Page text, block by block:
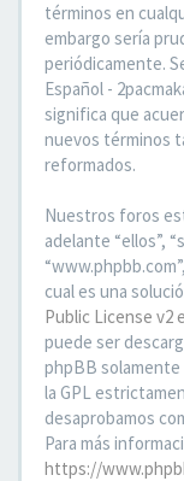
términos en
embargo sería
periódicamente.
Español -
significa que
nuevos términos
reformados.
Nuestros foros
adelante “ellos”,
cual es una
Public License v2
puede ser
phpBB
la GPL
desaprobamos
Para más
https://